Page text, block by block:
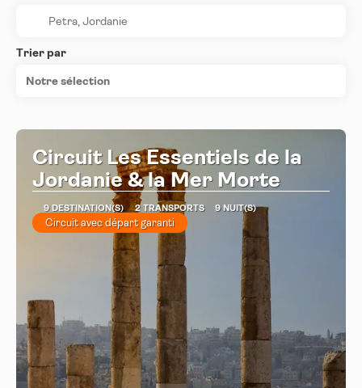
Trier par
Notre sélection
Circuit Les Essentiels de la
Jordanie & la Mer Morte
9 DESTINATION(S) 2 TRANSPORTS 9 NUIT(S)
Circuit avec départ garanti